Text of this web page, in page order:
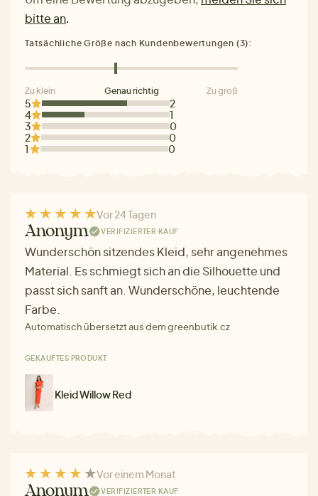
bitte an.
5
2
4
1
3
0
2
0
1
0
Tatsächliche Größe nach Kundenbewertungen (3):
Zu klein Genau richtig Zu groß
Vor 24 Tagen
Anonym VERIFIZIERTER KAUF
Wunderschön sitzendes Kleid, sehr angenehmes
Material. Es schmiegt sich an die Silhouette und
passt sich sanft an. Wunderschöne, leuchtende
Farbe.
Automatisch übersetzt aus dem greenbutik.cz
GEKAUFTES PRODUKT
Kleid Willow Red
Vor einem Monat
Anonym VERIFIZIERTER KAUF